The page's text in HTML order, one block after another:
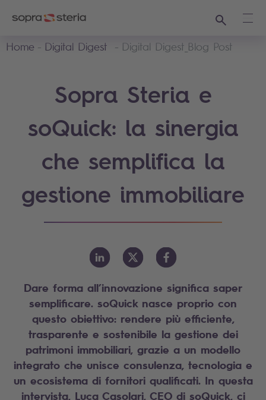
Ricerca
Home
Digital Digest Digital Digest_Blog Post
Sopra Steria e
soQuick: la sinergia
che semplifica la
gestione immobiliare
Dare forma all’innovazione significa saper
semplificare. soQuick nasce proprio con
questo obiettivo: rendere più efficiente,
trasparente e sostenibile la gestione dei
patrimoni immobiliari, grazie a un modello
integrato che unisce consulenza, tecnologia e
un ecosistema di fornitori qualificati. In questa
intervista, Luca Casolari, CEO di soQuick, ci